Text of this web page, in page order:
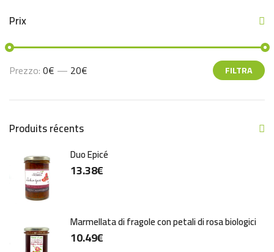
Prix
FILTRA
Prezzo:0€ — 20€
Produits récents
Duo Epicé
13.38€
Marmellata di fragole con petali di rosa biologici
10.49€